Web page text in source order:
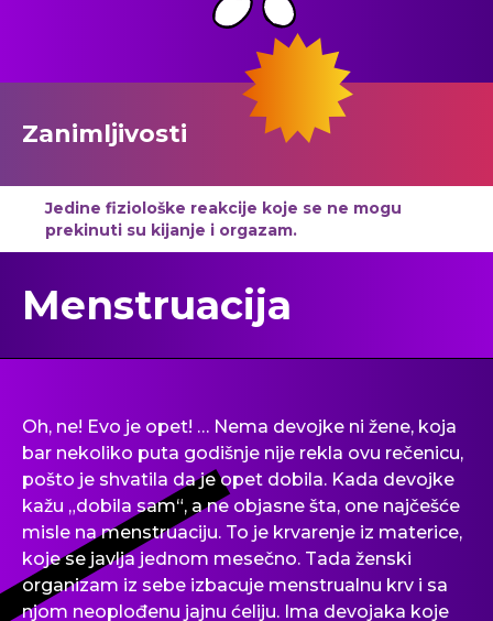
Zanimljivosti
Jedine fiziološke reakcije koje se ne mogu
prekinuti su kijanje i orgazam.
Menstruacija
Oh, ne! Evo je opet! … Nema devojke ni žene, koja
bar nekoliko puta godišnje nije rekla ovu rečenicu,
pošto je shvatila da je opet dobila. Kada devojke
kažu „dobila sam“, a ne objasne šta, one najčešće
misle na menstruaciju. To je krvarenje iz materice,
koje se javlja jednom mesečno. Tada ženski
organizam iz sebe izbacuje menstrualnu krv i sa
njom neoplođenu jajnu ćeliju. Ima devojaka koje